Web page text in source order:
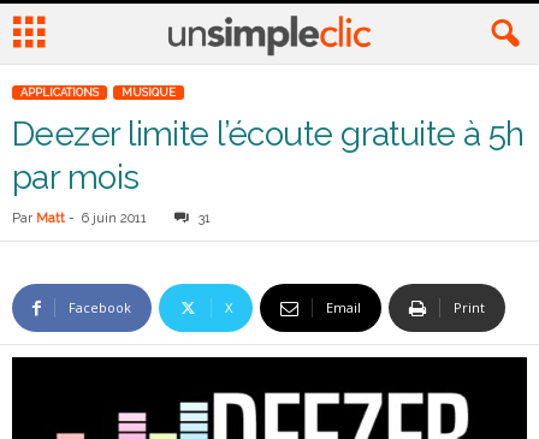
APPLICATIONS MUSIQUE
Deezer limite l’écoute gratuite à 5h
par mois
Par Matt - 6 juin 2011 31
Facebook X Email Print